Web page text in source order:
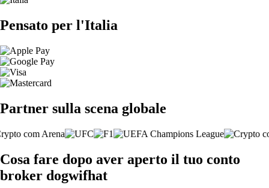
Pensato per l'Italia
Partner sulla scena globale
Cosa fare dopo aver aperto il tuo conto
broker dogwifhat